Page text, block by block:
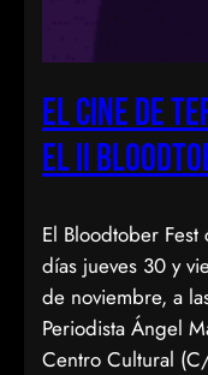
El cine de
el II
El Bloodtober
días jueves 30 y
de noviembre, a
Periodista Ángel
Centro Cultural